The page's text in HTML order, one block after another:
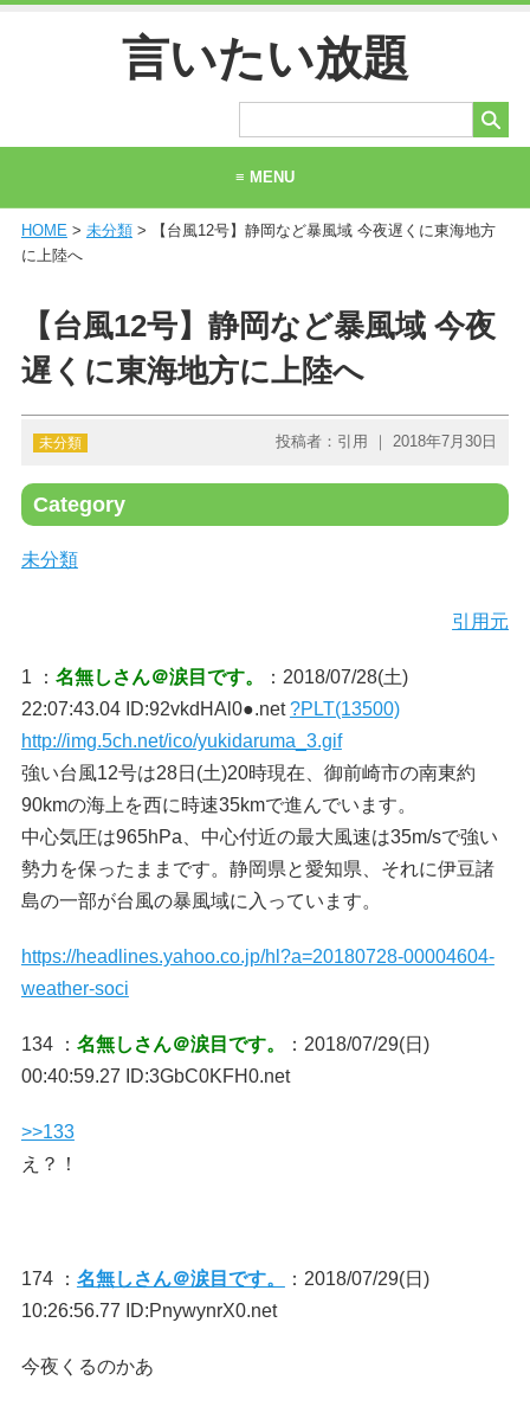
言いたい放題
≡ MENU
ホーム
お問い合わせ
HOME> 未分類> 【台風12号】静岡など暴風域 今夜遅くに東海地方
に上陸へ
【台風12号】静岡など暴風域 今夜
遅くに東海地方に上陸へ
未分類 投稿者：引用 ｜ 2018年7月30日
Category
未分類
引用元
1 ： 名無しさん＠涙目です。
：2018/07/28(土)
22:07:43.04 ID:92vkdHAl0●.net?PLT(13500)
http://img.5ch.net/ico/yukidaruma_3.gif
強い台風12号は28日(土)20時現在、御前崎市の南東約
90kmの海上を西に時速35kmで進んでいます。
中心気圧は965hPa、中心付近の最大風速は35m/sで強い
勢力を保ったままです。静岡県と愛知県、それに伊豆諸
島の一部が台風の暴風域に入っています。
https://headlines.yahoo.co.jp/hl?a=20180728-00004604-
weather-soci
134 ： 名無しさん＠涙目です。
：2018/07/29(日)
00:40:59.27 ID:3GbC0KFH0.net
>>133
え？！
174 ： 名無しさん＠涙目です。
：2018/07/29(日)
10:26:56.77 ID:PnywynrX0.net
今夜くるのかあ